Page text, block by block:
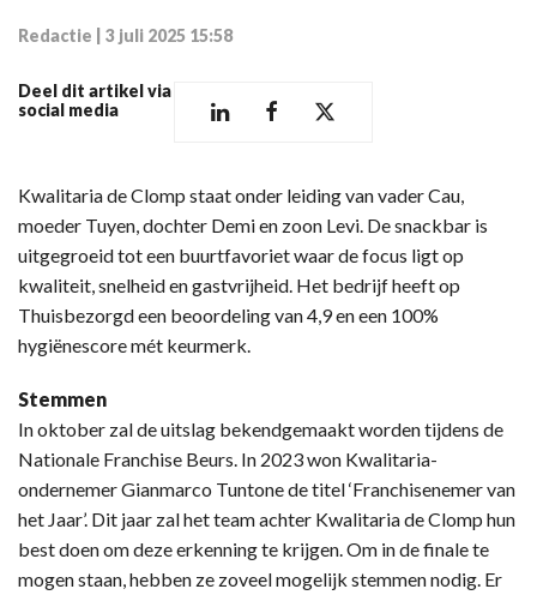
Redactie 3 juli 2025 15:58
Deel dit artikel via
social media
Kwalitaria de Clomp staat onder leiding van vader Cau,
moeder Tuyen, dochter Demi en zoon Levi. De snackbar is
uitgegroeid tot een buurtfavoriet waar de focus ligt op
kwaliteit, snelheid en gastvrijheid. Het bedrijf heeft op
Thuisbezorgd een beoordeling van 4,9 en een 100%
hygiënescore mét keurmerk.
Stemmen
In oktober zal de uitslag bekendgemaakt worden tijdens de
Nationale Franchise Beurs. In 2023 won Kwalitaria-
ondernemer Gianmarco Tuntone de titel ‘Franchisenemer van
het Jaar’. Dit jaar zal het team achter Kwalitaria de Clomp hun
best doen om deze erkenning te krijgen. Om in de finale te
mogen staan, hebben ze zoveel mogelijk stemmen nodig. Er